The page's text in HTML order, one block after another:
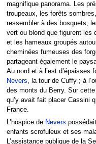
magnifique panorama. Les
troupeaux, les forêts
ressembler à des bosquets,
vert ou blond que figurent les
et les hameaux groupés
cheminées fumeuses des
partageant également le
Au nord et à l’est
Nevers, la tour de Cuffy ; à
des monts du Berry. Sur
qu’y avait fait placer Cassini
France.
L’hospice de Nevers
enfants scrofuleux et ses
L’assistance publique de la